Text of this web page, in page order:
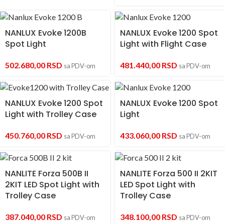
NANLUX Evoke 1200B
Spot Light
502.680,00 RSD sa PDV-om
NANLUX Evoke 1200 Spot
Light with Flight Case
481.440,00 RSD sa PDV-om
NANLUX Evoke 1200 Spot
Light with Trolley Case
450.760,00 RSD sa PDV-om
NANLUX Evoke 1200 Spot
Light
433.060,00 RSD sa PDV-om
NANLITE Forza 500B II
2KIT LED Spot Light with
Trolley Case
387.040,00 RSD sa PDV-om
NANLITE Forza 500 II 2KIT
LED Spot Light with
Trolley Case
348.100,00 RSD sa PDV-om